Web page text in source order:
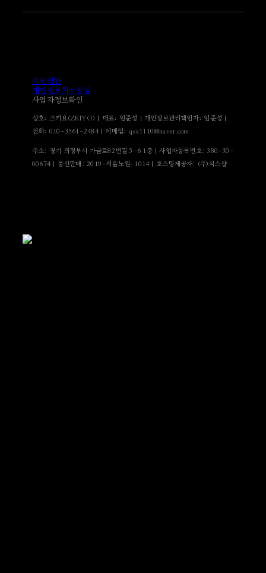
이용약관
개인정보처리방침
사업자정보확인
상호: 즈키요(ZKIYO) | 대표: 임준성 | 개인정보관리책임자: 임준성 |
전화: 010-3561-2484 | 이메일: qsx1110@naver.com
주소: 경기 의정부시 가금로82번길 5-6 1층 | 사업자등록번호:380-30-
00674 | 통신판매:2019-서울노원-1014 | 호스팅제공자: (주)식스샵